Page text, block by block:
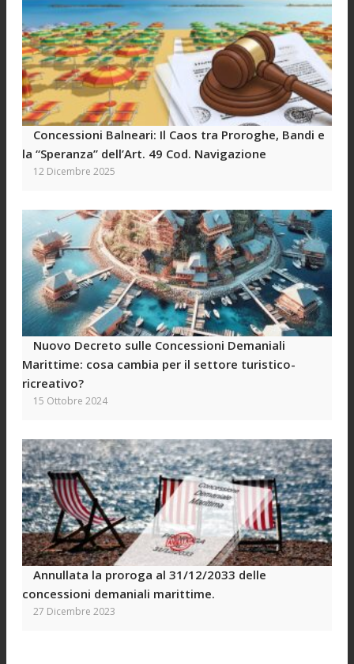
Concessioni Balneari: Il Caos tra Proroghe, Bandi e
la “Speranza” dell’Art. 49 Cod. Navigazione
12 Dicembre 2025
Nuovo Decreto sulle Concessioni Demaniali
Marittime: cosa cambia per il settore turistico-
ricreativo?
15 Ottobre 2024
Annullata la proroga al 31/12/2033 delle
concessioni demaniali marittime.
27 Dicembre 2023